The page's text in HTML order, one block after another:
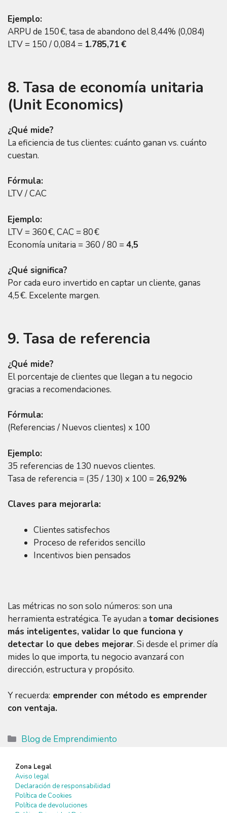
Ejemplo:
ARPU de 150 €, tasa de abandono del 8,44% (0,084)
LTV = 150 / 0,084 = 1.785,71 €
8. Tasa de economía unitaria
(Unit Economics)
¿Qué mide?
La eficiencia de tus clientes: cuánto ganan vs. cuánto
cuestan.
Fórmula:
LTV / CAC
Ejemplo:
LTV = 360 €, CAC = 80 €
Economía unitaria = 360 / 80 =4,5
¿Qué significa?
Por cada euro invertido en captar un cliente, ganas
4,5 €. Excelente margen.
9. Tasa de referencia
¿Qué mide?
El porcentaje de clientes que llegan a tu negocio
gracias a recomendaciones.
Fórmula:
(Referencias / Nuevos clientes) x 100
Ejemplo:
35 referencias de 130 nuevos clientes.
Tasa de referencia = (35 / 130) x 100 = 26,92%
Claves para mejorarla:
Clientes satisfechos
Proceso de referidos sencillo
Incentivos bien pensados
Las métricas no son solo números: son una
herramienta estratégica. Te ayudan a tomar decisiones
más inteligentes, validar lo que funciona y
detectar lo que debes mejorar. Si desde el primer día
mides lo que importa, tu negocio avanzará con
dirección, estructura y propósito.
Y recuerda: emprender con método es emprender
con ventaja.
Categorías
Blog de Emprendimiento
Zona Legal
Aviso legal
Declaración de responsabilidad
Política de Cookies
Política de devoluciones